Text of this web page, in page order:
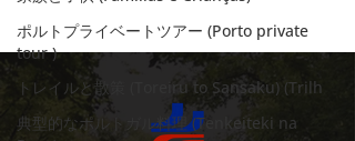
ポルトプライベートツアー (Porto private
tour )
トレイルと散策 (Toreiru to Sansaku) (Trilh
典型的なポルトガル料理 (Tenkeiteki na